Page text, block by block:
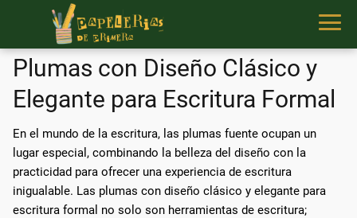
Plumas con Diseño Clásico y
Elegante para Escritura Formal
En el mundo de la escritura, las plumas fuente ocupan un
lugar especial, combinando la belleza del diseño con la
practicidad para ofrecer una experiencia de escritura
inigualable. Las plumas con diseño clásico y elegante para
escritura formal no solo son herramientas de escritura;